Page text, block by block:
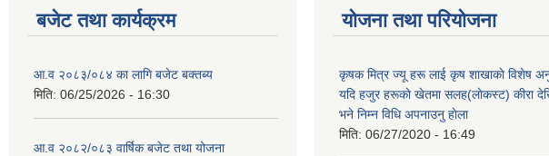
बजेट तथा कार्यक्रम
आ.व २०८३/०८४ का लागि बजेट बक्तब्य
मिति: 06/25/2026 - 16:30
आ.व २०८२/०८३ वार्षिक बजेट तथा योजना
योजना तथा परियोजना
कृषक मित्र ज्यू हरू लाई कृष शाखाकाे विशेष
यदि हजुर हरूकाे खेतमा सलह(लाेकस्ट) कीरा
भने निम्न विधि अपनाउनु हाेला
मिति: 06/27/2020 - 16:49